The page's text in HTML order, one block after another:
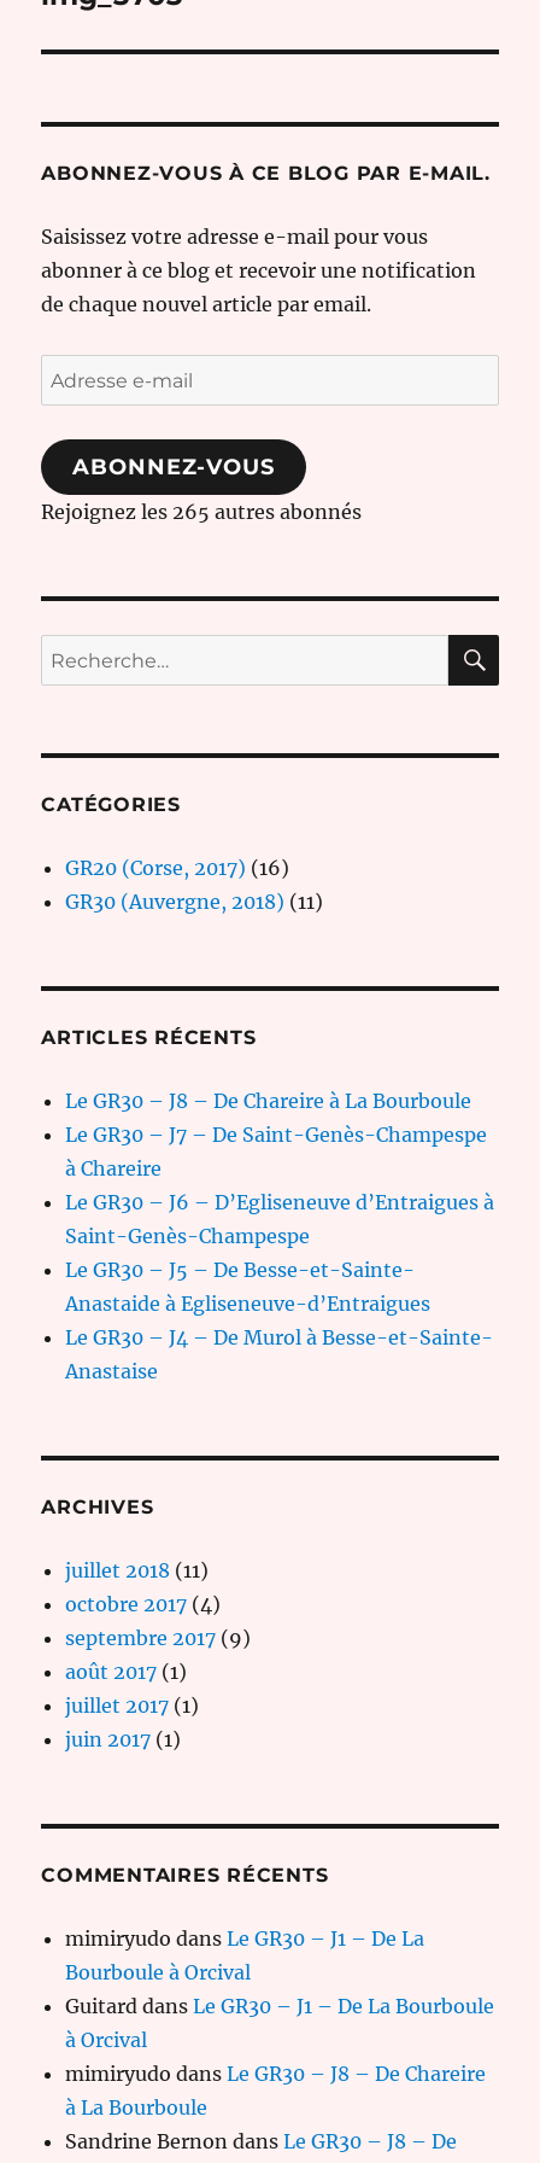
ABONNEZ-VOUS À CE BLOG PAR E-MAIL.
Saisissez votre adresse e-mail pour vous
abonner à ce blog et recevoir une notification
de chaque nouvel article par email.
Adresse
e-
mail
ABONNEZ-VOUS
Rejoignez les 265 autres abonnés
Recherche
pour :
CATÉGORIES
GR20 (Corse, 2017) (16)
GR30 (Auvergne, 2018) (11)
ARTICLES RÉCENTS
Le GR30 – J8 – De Chareire à La Bourboule
Le GR30 – J7 – De Saint-Genès-Champespe
à Chareire
Le GR30 – J6 – D’Egliseneuve d’Entraigues à
Saint-Genès-Champespe
Le GR30 – J5 – De Besse-et-Sainte-
Anastaide à Egliseneuve-d’Entraigues
Le GR30 – J4 – De Murol à Besse-et-Sainte-
Anastaise
ARCHIVES
juillet 2018 (11)
octobre 2017 (4)
septembre 2017 (9)
août 2017 (1)
juillet 2017 (1)
juin 2017 (1)
COMMENTAIRES RÉCENTS
mimiryudo dansLe GR30 – J1 – De La
Bourboule à Orcival
Guitard dansLe GR30 – J1 – De La Bourboule
à Orcival
mimiryudo dansLe GR30 – J8 – De Chareire
à La Bourboule
Sandrine Bernon dansLe GR30 – J8 – De